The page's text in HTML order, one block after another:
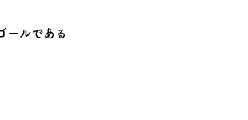
ールである